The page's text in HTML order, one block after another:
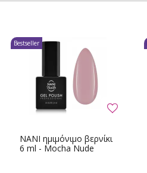
NANI ημιμόνιμο βερνίκι
6 ml - Mocha Nude
Bestseller